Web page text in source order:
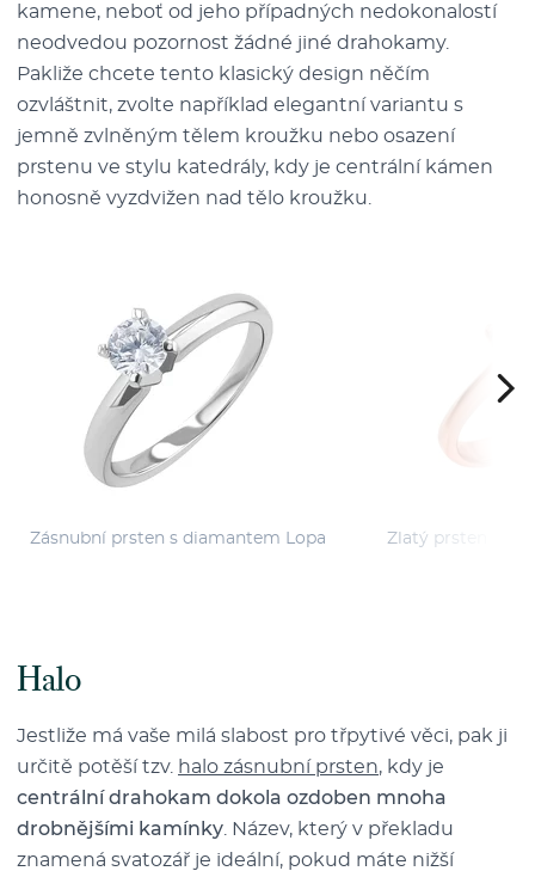
kamene, neboť od jeho případných nedokonalostí
neodvedou pozornost žádné jiné drahokamy.
Pakliže chcete tento klasický design něčím
ozvláštnit, zvolte například elegantní variantu s
jemně zvlněným tělem kroužku nebo osazení
prstenu ve stylu katedrály, kdy je centrální kámen
honosně vyzdvižen nad tělo kroužku.
Zásnubní prsten s diamantem Lopa
Zlatý prsten s
Halo
Jestliže má vaše milá slabost pro třpytivé věci, pak ji
určitě potěší tzv. halo zásnubní prsten, kdy je
centrální drahokam dokola ozdoben mnoha
drobnějšími kamínky . Název, který v překladu
znamená svatozář je ideální, pokud máte nižší